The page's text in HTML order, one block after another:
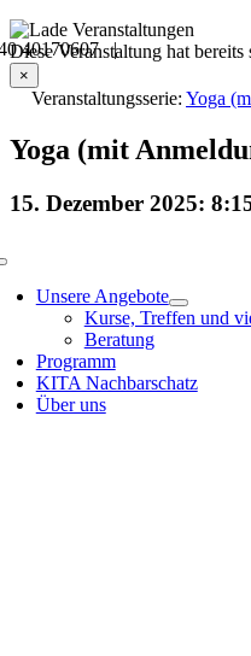
Skip
to
content
40170607 |
Unsere Angebote
Kurse, Treffen und
Beratung
Programm
KITA Nachbarschatz
Über uns
Diese Veranstaltung hat bereits
×
Veranstaltungsserie: Yoga
Yoga (mit
15. Dezember 2025: